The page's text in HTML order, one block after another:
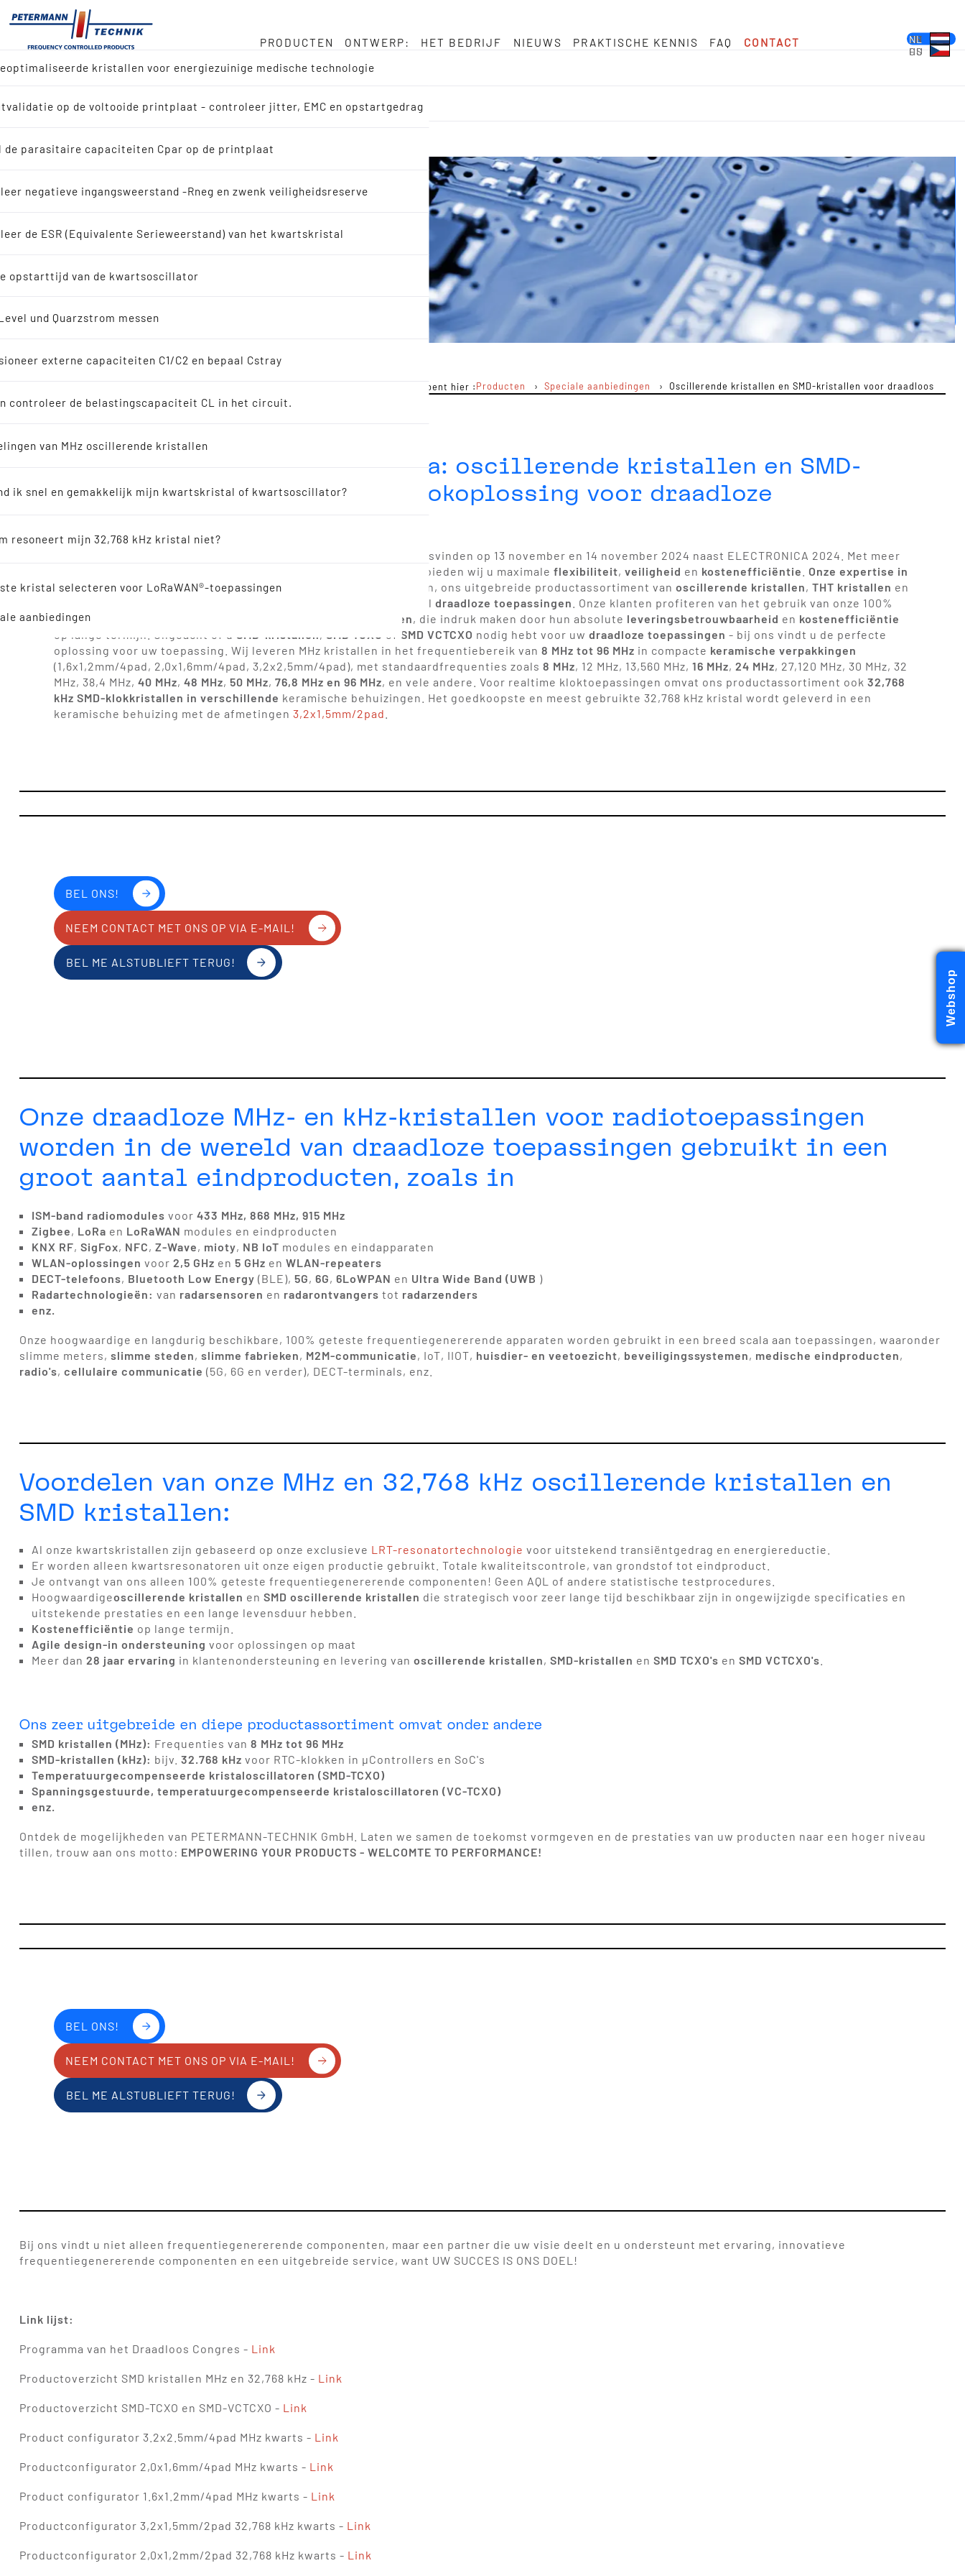
PRODUCTEN
kHz oplossingen
aanbiedingen
ONTWERP: HET BEDRIJF NIEUWS
PRAKTISCHE KENNIS
kristallen voor energiezuinige medische technologie
op de voltooide printplaat - controleer jitter, EMC en opstartgedrag
de parasitaire capaciteiten Cpar op de printplaat
negatieve ingangsweerstand -Rneg en zwenk veiligheidsreserve
de ESR (Equivalente Serieweerstand) van het kwartskristal
opstarttijd van de kwartsoscillator
und Quarzstrom messen
externe capaciteiten C1/C2 en bepaal Cstray
controleer de belastingscapaciteit CL in het circuit.
van MHz oscillerende kristallen
ik snel en gemakkelijk mijn kwartskristal of kwartsoscillator?
resoneert mijn 32,768 kHz kristal niet?
kristal selecteren voor LoRaWAN®-toepassingen
FAQ CONTACT DE
EN
FR
ES
PL
IT
NL
HU
CS
Je bent hier :Producten Speciale aanbiedingen Oscillerende kristallen en SMD-kristallen voor draadloos
Uitmuntendheid in elektronica: oscillerende kristallen en SMD-
kristallen - uw uitstekende klokoplossing voor draadloze
, dat zal plaatsvinden op 13 november en 14 november 2024 naast ELECTRONICA 2024. Met meer
op maat bieden wij u maximale flexibiliteit, veiligheid en kostenefficiëntie
Onze expertise in
draadloze toepassingenen frequentie-genererende componenten, ons uitgebreide productassortiment van oscillerende kristallen, THT kristallen en
, speelt een centrale rol in veel draadloze toepassingen . Onze klanten profiteren van het gebruik van onze 100%
geteste
SMD-kwartskristallen, die indruk maken door hun absolute leveringsbetrouwbaarheid en kostenefficiëntie
op lange termijn. Ongeacht of u SMD-kristallen, SMD TCXO of SMD VCTCXO nodig hebt voor uw draadloze toepassingen - bij ons vindt u de perfecte
oplossing voor uw toepassing. Wij leveren MHz kristallen in het frequentiebereik van 8 MHz tot 96 MHz in compacte keramische verpakkingen
(1,6x1,2mm/4pad, 2,0x1,6mm/4pad, 3,2x2,5mm/4pad), met standaardfrequenties zoals 8 MHz, 12 MHz, 13,560 MHz, 16 MHz, 24 MHz, 27,120 MHz, 30 MHz, 32
MHz, 38,4 MHz, 40 MHz, 48 MHz, 50 MHz, 76,8 MHz en 96 MHz, en vele andere. Voor realtime kloktoepassingen omvat ons productassortiment ook 32,768
kHz SMD-klokkristallen in verschillende keramische behuizingen. Het goedkoopste en meest gebruikte 32,768 kHz kristal wordt geleverd in een
keramische behuizing met de afmetingen 3,2x1,5mm/2pad
BEL ONS!
NEEM CONTACT MET ONS OP VIA E-MAIL!
BEL ME ALSTUBLIEFT TERUG!
Onze draadloze MHz- en kHz-kristallen voor radiotoepassingen
worden in de wereld van draadloze toepassingen gebruikt in een
groot aantal eindproducten, zoals in
ISM-band radiomodules voor 433 MHz, 868 MHz, 915 MHz
Zigbee, LoRa en LoRaWAN modules en eindproducten
KNX RF, SigFox, NFC, Z-Wave, mioty, NB IoT modules en eindapparaten
WLAN-oplossingen voor 2,5 GHz en 5 GHz en WLAN-repeaters
DECT-telefoons, Bluetooth Low Energy (BLE), 5G, 6G, 6LoWPAN en Ultra Wide Band (UWB )
Radartechnologieën: van radarsensoren en radarontvangers tot radarzenders
enz.
Onze hoogwaardige en langdurig beschikbare, 100% geteste frequentiegenererende apparaten worden gebruikt in een breed scala aan toepassingen, waaronder
slimme meters, slimme steden, slimme fabrieken, M2M-communicatie, IoT, IIOT, huisdier- en veetoezicht, beveiligingssystemen, medische eindproducten,
radio's, cellulaire communicatie (5G, 6G en verder), DECT-terminals, enz.
Voordelen van onze MHz en 32,768 kHz oscillerende kristallen en
SMD kristallen:
Al onze kwartskristallen zijn gebaseerd op onze exclusieve LRT-resonatortechnologie voor uitstekend transiëntgedrag en energiereductie.
Er worden alleen kwartsresonatoren uit onze eigen productie gebruikt. Totale kwaliteitscontrole, van grondstof tot eindproduct.
Je ontvangt van ons alleen 100% geteste frequentiegenererende componenten! Geen AQL of andere statistische testprocedures.
Hoogwaardigeoscillerende kristallen en SMD oscillerende kristallen die strategisch voor zeer lange tijd beschikbaar zijn in ongewijzigde specificaties en
uitstekende prestaties en een lange levensduur hebben.
Kostenefficiëntie op lange termijn.
Agile design-in ondersteuning voor oplossingen op maat
Meer dan 28 jaar ervaring in klantenondersteuning en levering van oscillerende kristallen, SMD-kristallen en SMD TCXO's en SMD VCTCXO's
Ons zeer uitgebreide en diepe productassortiment omvat onder andere
SMD kristallen (MHz): Frequenties van 8 MHz tot 96 MHz
SMD-kristallen (kHz): bijv. 32.768 kHz voor RTC-klokken in µControllers en SoC's
Temperatuurgecompenseerde kristaloscillatoren (SMD-TCXO)
Spanningsgestuurde, temperatuurgecompenseerde kristaloscillatoren (VC-TCXO)
enz.
Ontdek de mogelijkheden van PETERMANN-TECHNIK GmbH. Laten we samen de toekomst vormgeven en de prestaties van uw producten naar een hoger niveau
tillen, trouw aan ons motto: EMPOWERING YOUR PRODUCTS - WELCOMTE TO PERFORMANCE!
BEL ONS!
NEEM CONTACT MET ONS OP VIA E-MAIL!
BEL ME ALSTUBLIEFT TERUG!
Bij ons vindt u niet alleen frequentiegenererende componenten, maar een partner die uw visie deelt en u ondersteunt met ervaring, innovatieve
frequentiegenererende componenten en een uitgebreide service, want UW SUCCES IS ONS DOEL!
Link lijst:
Programma van het Draadloos Congres - Link
Productoverzicht SMD kristallen MHz en 32,768 kHz - Link
Productoverzicht SMD-TCXO en SMD-VCTCXO - Link
Product configurator 3.2x2.5mm/4pad MHz kwarts - Link
Productconfigurator 2,0x1,6mm/4pad MHz kwarts - Link
Product configurator 1.6x1.2mm/4pad MHz kwarts - Link
Productconfigurator 3,2x1,5mm/2pad 32,768 kHz kwarts - Link
Productconfigurator 2,0x1,2mm/2pad 32,768 kHz kwarts - Link
Webshop